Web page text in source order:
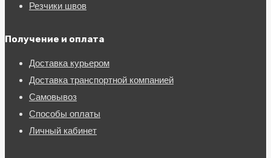
Резчики швов
Получение и оплата
Доставка курьером
Доставка транспортной компанией
Самовывоз
Способы оплаты
Личный кабинет